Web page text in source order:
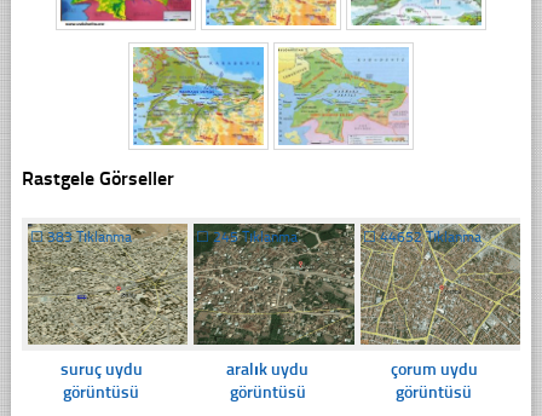
Rastgele Görseller
☐383 Tıklanma
suruç uydu
görüntüsü
☐245 Tıklanma
aralık uydu
görüntüsü
☐44652 Tıklanma
çorum uydu
görüntüsü